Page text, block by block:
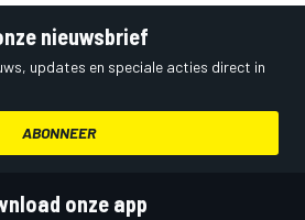
nieuwsbrief
updates en speciale acties direct in
ABONNEER
onze app